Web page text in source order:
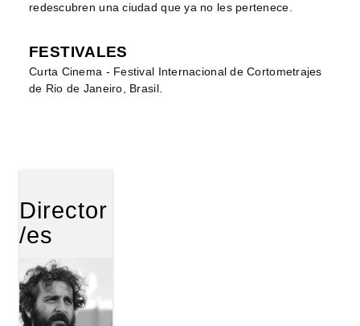
redescubren una ciudad que ya no les pertenece.
FESTIVALES
Curta Cinema - Festival Internacional de Cortometrajes
de Rio de Janeiro, Brasil.
Director
/es